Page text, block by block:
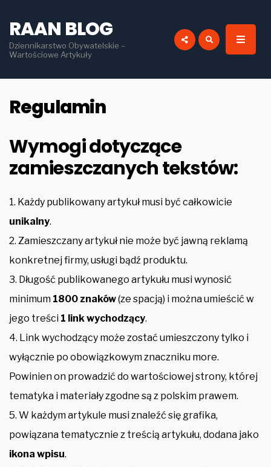
RAAN BLOG
Dziennikarstwo Obywatelskie –
Wartościowe Artykuły
Regulamin
Wymogi dotyczące
zamieszczanych tekstów:
1. Każdy publikowany artykuł musi być całkowicie
unikalny.
2. Zamieszczany artykuł nie może być jawną reklamą
konkretnej firmy, usługi bądź produktu.
3. Długość publikowanego artykułu musi wynosić
minimum 1800 znaków(ze spacją) i można umieścić w
jego treści 1 link wychodzący.
4. Link wychodzący może zostać umieszczony tylko i
wyłącznie po obowiązkowym znaczniku more.
Powinien on prowadzić do wartościowej strony, której
tematyka i materiały zgodne są z polskim prawem.
5. W każdym artykule musi znaleźć się grafika,
powiązana tematycznie z treścią artykułu, dodana jako
ikona wpisu.